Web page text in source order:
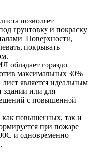
позволяет
грунтовку и покраску
Поверхности,
покрывать
обладает гораздо
максимальных 30%
является идеальным
зданий или для
с повышенной
как повышенных, так и
при пожаре
и одновременно